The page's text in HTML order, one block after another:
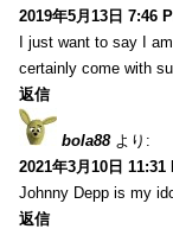
2019年5月13日 7:46
I just want to say I
certainly come with
返信
bola88 より:
2021年3月10日 11:31
Johnny Depp is my
返信